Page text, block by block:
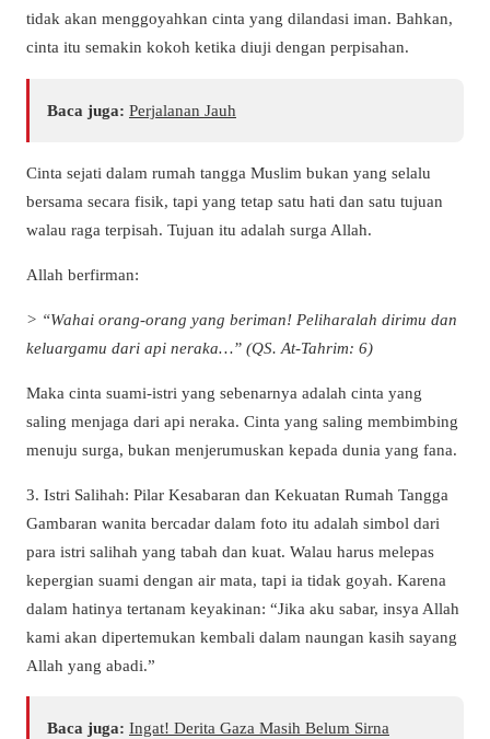
tidak akan menggoyahkan cinta yang dilandasi iman. Bahkan,
cinta itu semakin kokoh ketika diuji dengan perpisahan.
Baca juga: Perjalanan Jauh
Cinta sejati dalam rumah tangga Muslim bukan yang selalu
bersama secara fisik, tapi yang tetap satu hati dan satu tujuan
walau raga terpisah. Tujuan itu adalah surga Allah.
Allah berfirman:
> “Wahai orang-orang yang beriman! Peliharalah dirimu dan
keluargamu dari api neraka…” (QS. At-Tahrim: 6)
Maka cinta suami-istri yang sebenarnya adalah cinta yang
saling menjaga dari api neraka. Cinta yang saling membimbing
menuju surga, bukan menjerumuskan kepada dunia yang fana.
3. Istri Salihah: Pilar Kesabaran dan Kekuatan Rumah Tangga
Gambaran wanita bercadar dalam foto itu adalah simbol dari
para istri salihah yang tabah dan kuat. Walau harus melepas
kepergian suami dengan air mata, tapi ia tidak goyah. Karena
dalam hatinya tertanam keyakinan: “Jika aku sabar, insya Allah
kami akan dipertemukan kembali dalam naungan kasih sayang
Allah yang abadi.”
Baca juga: Ingat! Derita Gaza Masih Belum Sirna